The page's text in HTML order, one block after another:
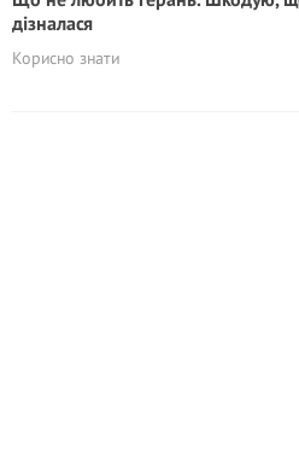
дізналася
Корисно знати